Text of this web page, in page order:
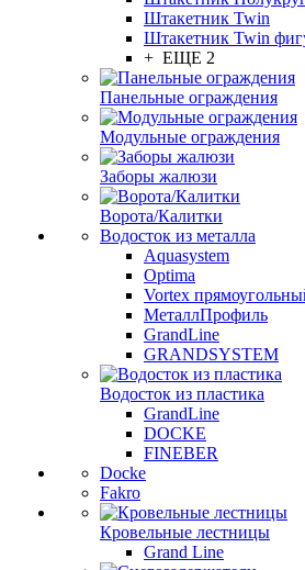
Штакетник Twin
Штакетник Twin
+ ЕЩЕ 2
Панельные ограждения
Модульные ограждения
Заборы жалюзи
Ворота/Калитки
Водосток из металла
Aquasystem
Optima
Vortex
МеталлПрофиль
GrandLine
GRANDSYSTEM
Водосток из пластика
GrandLine
DOCKE
FINEBER
Docke
Fakro
Кровельные лестницы
Grand Line